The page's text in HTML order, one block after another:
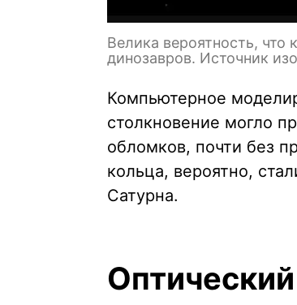
Велика вероятность, что
динозавров. Источник
Компьютерное
столкновение могло
обломков, почти без
кольца, вероятно,
Сатурна.